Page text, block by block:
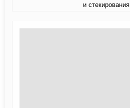
и стекирования